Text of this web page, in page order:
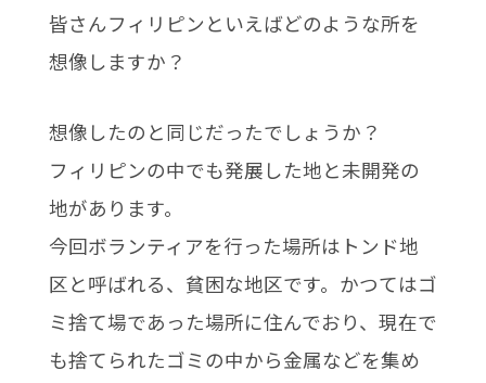
皆さんフィリピンといえばどのような所を
想像しますか？
想像したのと同じだったでしょうか？
フィリピンの中でも発展した地と未開発の
地があります。
今回ボランティアを行った場所はトンド地
区と呼ばれる、貧困な地区です。かつてはゴ
ミ捨て場であった場所に住んでおり、現在で
も捨てられたゴミの中から金属などを集め